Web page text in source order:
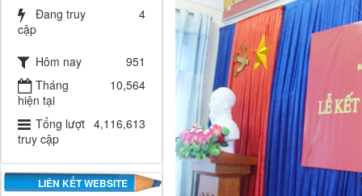
Đang truy
cập
4
Hôm nay
951
Tháng
hiện tại
10,564
Tổng lượt
truy cập
4,116,613
LIÊN KẾT WEBSITE